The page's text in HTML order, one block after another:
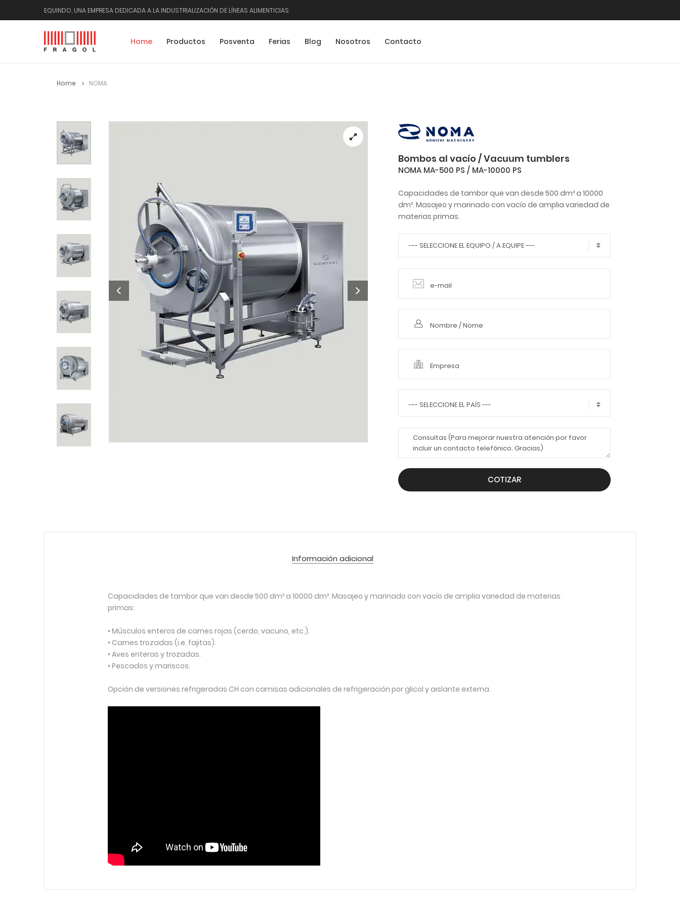
EQUINDO, UNA EMPRESA DEDICADA A LA INDUSTRIALIZACIÓN DE LÍNEAS ALIMENTICIAS
Home Productos Posventa Ferias Blog Nosotros Contacto
Home NOMA
Bombos al vacío / Vacuum tumblers
NOMA MA-500 PS / MA-10000 PS
Capacidades de tambor que van desde 500 dm³ a 10000
dm³. Masajeo y marinado con vacío de amplia variedad de
materias primas.
--- SELECCIONE EL EQUIPO / A EQUIPE ---
--- SELECCIONE EL PAÍS ---
COTIZAR
Información adicional
Capacidades de tambor que van desde 500 dm³ a 10000 dm³. Masajeo y marinado con vacío de amplia variedad de materias
primas:
• Músculos enteros de carnes rojas (cerdo, vacuno, etc.).
• Carnes trozadas (i.e. fajitas).
• Aves enteras y trozadas.
• Pescados y mariscos.
Opción de versiones refrigeradas CH con camisas adicionales de refrigeración por glicol y aislante externa.